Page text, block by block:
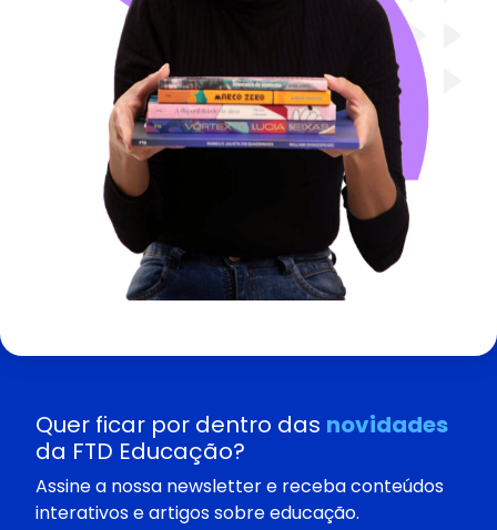
Quer ficar por dentro das novidades
da FTD Educação?
Assine a nossa newsletter e receba conteúdos
interativos e artigos sobre educação.